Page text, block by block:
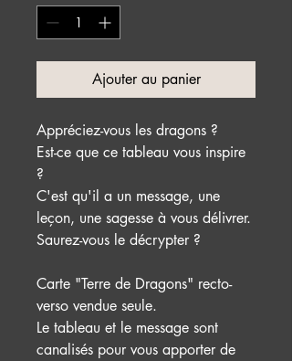
Ajouter au panier
Appréciez-vous les dragons ?
Est-ce que ce tableau vous inspire
?
C'est qu'il a un message, une
leçon, une sagesse à vous délivrer.
Saurez-vous le décrypter ?
Carte "Terre de Dragons" recto-
verso vendue seule.
Le tableau et le message sont
canalisés pour vous apporter de